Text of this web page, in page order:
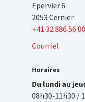
Epervier 6
2053 Cernier
+41 32 886 56 00
Courriel
Horaires
Du lundi au
08h30-11h30 /